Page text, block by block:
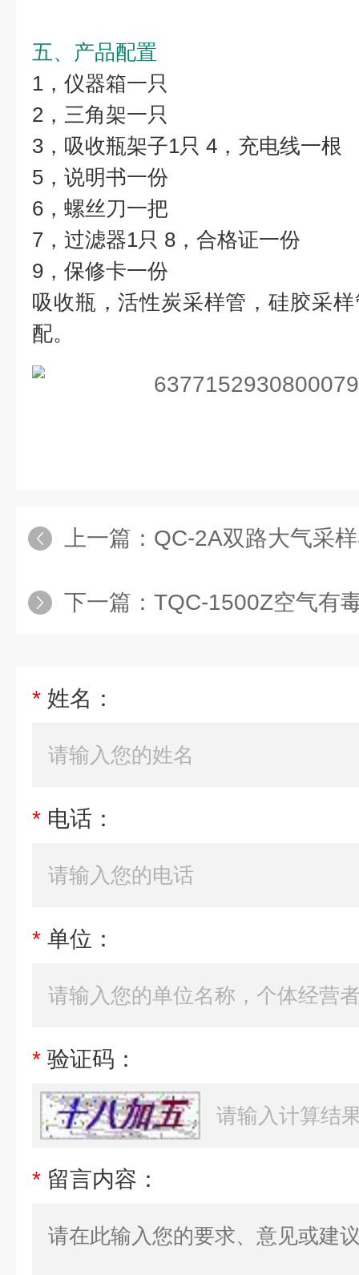
五、产品配置
1，仪器箱一只
2，三角架一只
3，吸收瓶架子1只 4，充电线一根
5，说明书一份
6，螺丝刀一把
7，过滤器1只 8，合格证一份
9，保修卡一份
吸收瓶，活性炭采样管，硅胶采
配。
上一篇： QC-2A双路大气采
下一篇： TQC-1500Z空气有
* 姓名：
* 电话：
* 单位：
* 验证码：
* 留言内容：